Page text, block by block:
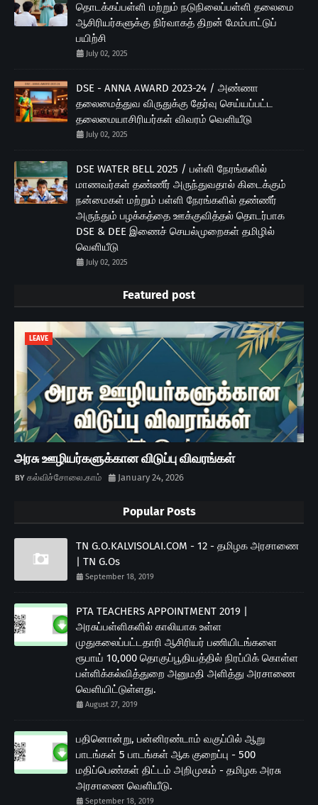
தொடக்கப்பள்ளி மற்றும் நடுநிலைப்பள்ளி தலைமை
ஆசிரியர்களுக்கு நிர்வாகத் திறன் மேம்பாட்டுப்
பயிற்சி
July 02, 2025
DSE - ANNA AWARD 2023-24 / அண்ணா
தலைமைத்துவ விருதுக்கு தேர்வு செய்யப்பட்ட
தலைமையாசிரியர்கள் விவரம் வெளியீடு
July 02, 2025
DSE WATER BELL 2025 / பள்ளி நேரங்களில்
மாணவர்கள் தண்ணீர் அருந்துவதால் கிடைக்கும்
நன்மைகள் மற்றும் பள்ளி நேரங்களில் தண்ணீர்
அருந்தும் பழக்கத்தை ஊக்குவித்தல் தொடர்பாக
DSE & DEE இணைச் செயல்முறைகள் தமிழில்
வெளியீடு
July 02, 2025
Featured post
LEAVE
அரசு ஊழியர்களுக்கான விடுப்பு விவரங்கள்
கல்விச்சோலை.காம் January 24, 2026
Popular Posts
TN G.O.KALVISOLAI.COM - 12 - தமிழக அரசாணை
| TN G.Os
September 18, 2019
PTA TEACHERS APPOINTMENT 2019 |
அரசுப்பள்ளிகளில் காலியாக உள்ள
முதுகலைப்பட்டதாரி ஆசிரியர் பணியிடங்களை
ரூபாய் 10,000 தொகுப்பூதியத்தில் நிரப்பிக் கொள்ள
பள்ளிக்கல்வித்துறை அனுமதி அளித்து அரசாணை
வெளியிட்டுள்ளது.
August 27, 2019
பதினொன்று, பன்னிரண்டாம் வகுப்பில் ஆறு
பாடங்கள் 5 பாடங்கள் ஆக குறைப்பு - 500
மதிப்பெண்கள் திட்டம் அறிமுகம் - தமிழக அரசு
அரசாணை வெளியீடு.
September 18, 2019